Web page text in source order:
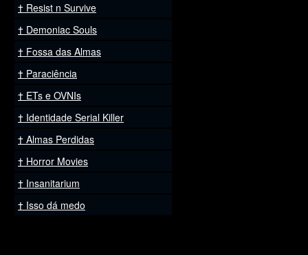
Resist n Survive
Demoniac Souls
Fossa das Almas
Paraciência
ETs e OVNIs
Identidade Serial Killer
Almas Perdidas
Horror Movies
Insanitarium
Isso dá medo